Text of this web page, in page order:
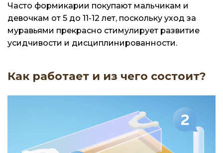
Часто формикарии покупают мальчикам и
девочкам от 5 до 11-12 лет, поскольку уход за
муравьями прекрасно стимулирует развитие
усидчивости и дисциплинированности.
Как работает и из чего состоит?